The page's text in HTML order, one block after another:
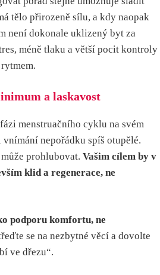
tělo přirozeně sílu, a kdy naopak
není dokonale uklizený byt za
méně tlaku a větší pocit kontroly
a laskavost
menstruačního cyklu na svém
nepořádku spíš otupělé.
prohlubovat. Vašim cílem by v
klid a regenerace, ne
podporu komfortu, ne
se na nezbytné věcí a dovolte
ve dřezu“.